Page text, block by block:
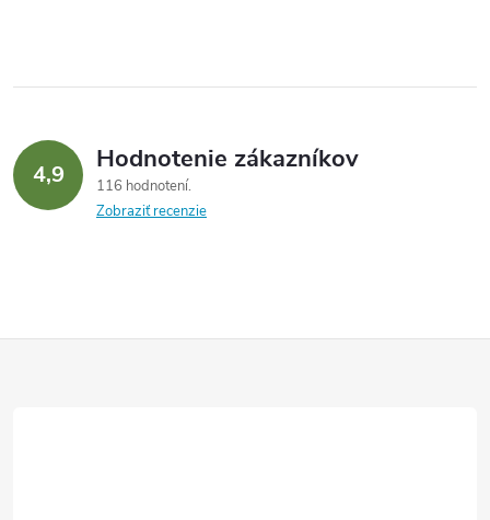
4,9 Hodnotenie zákazníkov
116 hodnotení
Zobraziť recenzie